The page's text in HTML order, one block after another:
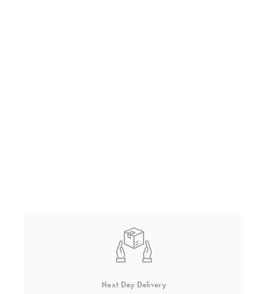
Next Day Delivery